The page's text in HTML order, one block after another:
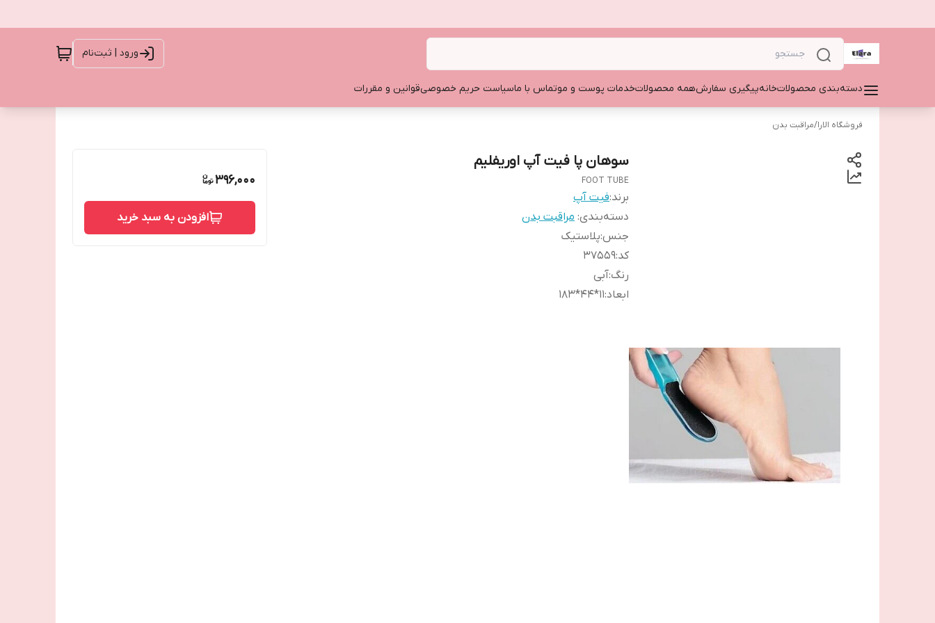
ورود | ثبت‌نام
دسته‌بندی محصولاتخانهپیگیری سفارشهمه محصولاتخدمات پوست و موتماس با ماسیاست حریم خصوصیقوانین و مقررات
فروشگاه الارا/مراقبت بدن
سوهان پا فیت آپ اوریفلیم
FOOT TUBE
برند:فیت آپ
دسته‌بندی: مراقبت بدن
جنس:پلاستیک
کد:۳۷۵۵۹
رنگ:آبی
ابعاد:
11*44*183
396,000
افزودن به سبد خرید